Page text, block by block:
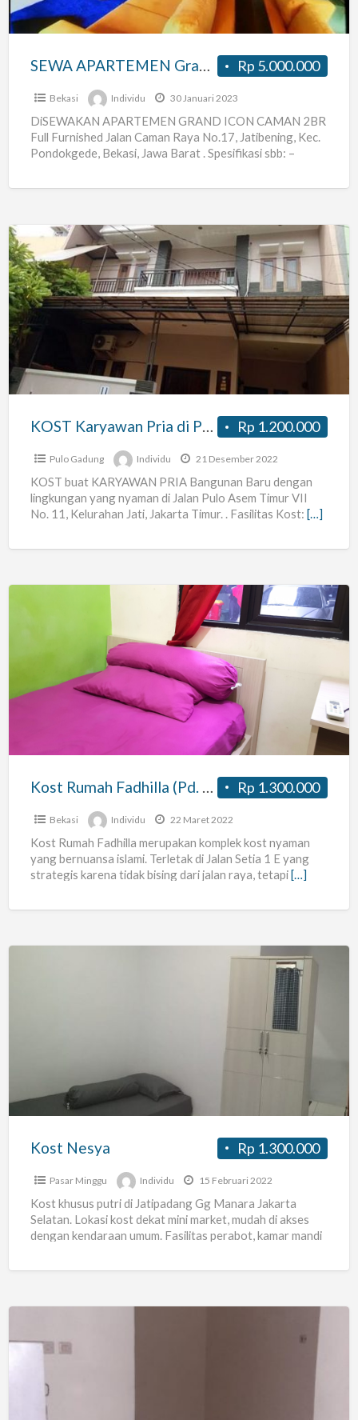
2BR
Full
Jatibening
Bekasi
Rp 5.000.000
SEWA APARTEMEN Grand Icon Caman 2BR Full Furnished Jatibening Bekasi
Bekasi Individu 30 Januari 2023
DiSEWAKAN APARTEMEN GRAND ICON CAMAN 2BR
Full Furnished Jalan Caman Raya No.17, Jatibening, Kec.
Pondokgede, Bekasi, Jawa Barat . Spesifikasi sbb: –
KOST
Karyawan
Pria
di
Pulo
Asem
Timur,
Timur
Rp 1.200.000
KOST Karyawan Pria di Pulo Asem Timur, Jakarta Timur
Pulo Gadung Individu 21 Desember 2022
KOST buat KARYAWAN PRIA Bangunan Baru dengan
lingkungan yang nyaman di Jalan Pulo Asem Timur VII
No. 11, Kelurahan Jati, Jakarta Timur. . Fasilitas Kost: […]
(Pd.
Rp 1.300.000
Kost Rumah Fadhilla (Pd. Gede, Bekasi)
Bekasi Individu 22 Maret 2022
Kost Rumah Fadhilla merupakan komplek kost nyaman
yang bernuansa islami. Terletak di Jalan Setia 1 E yang
strategis karena tidak bising dari jalan raya, tetapi[…]
Rp 1.300.000
Kost Nesya
Pasar Minggu Individu 15 Februari 2022
Kost khusus putri di Jatipadang Gg Manara Jakarta
Selatan. Lokasi kost dekat mini market, mudah di akses
dengan kendaraan umum. Fasilitas perabot, kamar mandi
[KONTRAKAN
JAKARTA